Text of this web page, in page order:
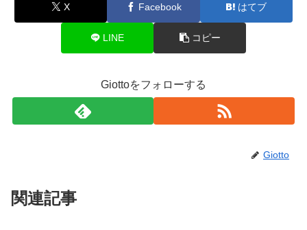
X Facebook はてブ
LINE コピー
Giottoをフォローする
Giotto
関連記事